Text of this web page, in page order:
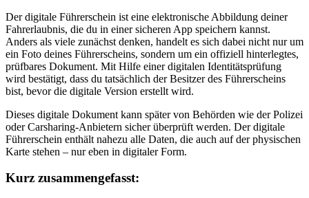
Der digitale Führerschein ist eine elektronische Abbildung deiner
Fahrerlaubnis, die du in einer sicheren App speichern kannst.
Anders als viele zunächst denken, handelt es sich dabei nicht nur um
ein Foto deines Führerscheins, sondern um ein offiziell hinterlegtes,
prüfbares Dokument. Mit Hilfe einer digitalen Identitätsprüfung
wird bestätigt, dass du tatsächlich der Besitzer des Führerscheins
bist, bevor die digitale Version erstellt wird.
Dieses digitale Dokument kann später von Behörden wie der Polizei
oder Carsharing-Anbietern sicher überprüft werden. Der digitale
Führerschein enthält nahezu alle Daten, die auch auf der physischen
Karte stehen – nur eben in digitaler Form.
Kurz zusammengefasst: